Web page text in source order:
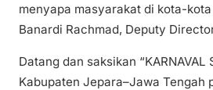
menyapa masyarakat di kota-
Banardi Rachmad, Deputy
Datang dan saksikan “KARNAVAL
Kabupaten Jepara–Jawa Tengah